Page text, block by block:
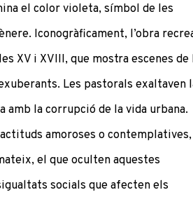
el color violeta, símbol de les
Iconogràficament, l’obra
XV i XVIII, que mostra escenes de
Les pastorals exaltaven
amb la corrupció de la vida urbana.
amoroses o contemplatives,
el que oculten aquestes
socials que afecten els